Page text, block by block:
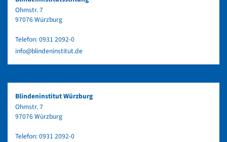
Ohmstr. 7
97076 Würzburg
Telefon:0931 2092-0
info@blindeninstitut.de
Blindeninstitut Würzburg
Ohmstr. 7
97076 Würzburg
Telefon:0931 2092-0